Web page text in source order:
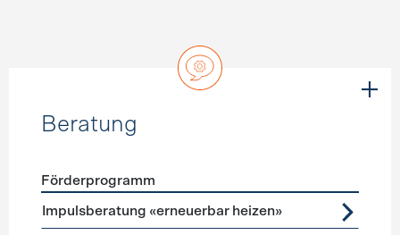
Beratung
Förderprogramme Beratung
Förderprogramm
Impulsberatung «erneuerbar heizen»